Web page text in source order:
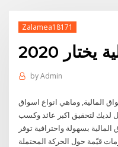
Zalamea18171
2020
byAdmin
المالية, وماهي انواع اسواق
لديك لتحقيق اكبر عائد وكسب
الأسواق المالية بسهولة واحترافية توفر
قيّمة حول الحركة المحتملة